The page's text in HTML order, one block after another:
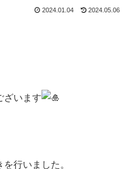
2024.01.04 2024.05.06
ざいます
行いました。